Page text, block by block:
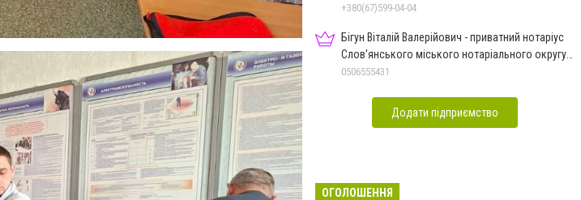
+380(67)599-04-04
Бігун Віталій Валерійович - приватний нотаріус
Слов'янського міського нотаріального округу
Дон.обл.
0506555431
Додати підприємство
ОГОЛОШЕННЯ